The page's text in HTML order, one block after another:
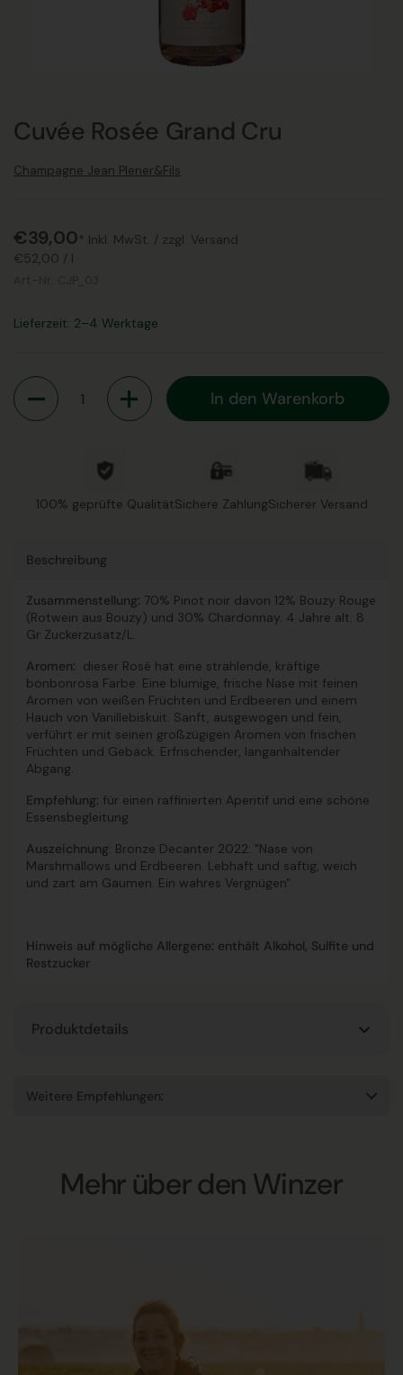
Cuvée Rosée Grand Cru
Champagne Jean Plener&Fils
€39,00 * Inkl. MwSt. / zzgl. Versand
€52,00 / l
Lieferzeit: 2–4 Werktage
Anzahl
In den Warenkorb
100% geprüfte QualitätSichere ZahlungSicherer Versand
Beschreibung
Zusammenstellung: 70% Pinot noir davon 12% Bouzy Rouge
(Rotwein aus Bouzy) und 30% Chardonnay. 4 Jahre alt. 8
Gr Zuckerzusatz/L.
Aromen: dieser Rosé hat eine strahlende, kräftige
bonbonrosa Farbe. Eine blumige, frische Nase mit feinen
Aromen von weißen Früchten und Erdbeeren und einem
Hauch von Vanillebiskuit. Sanft, ausgewogen und fein,
verführt er mit seinen großzügigen Aromen von frischen
Früchten und Gebäck. Erfrischender, langanhaltender
Abgang.
Empfehlung: für einen raffinierten Aperitif und eine schöne
Essensbegleitung
Auszeichnung: Bronze Decanter 2022: "Nase von
Marshmallows und Erdbeeren. Lebhaft und saftig, weich
und zart am Gaumen. Ein wahres Vergnügen"
Hinweis auf mögliche Allergene: enthält Alkohol, Sulfite und
Restzucker
Produktdetails
Weitere Empfehlungen:
Mehr über den Winzer